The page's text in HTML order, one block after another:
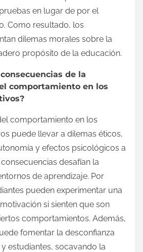
en lugar de por el
Como resultado, los
dilemas morales sobre la
propósito de la educación.
de la
comportamiento en los
comportamiento en los
puede llevar a dilemas éticos,
y efectos psicológicos a
desafían la
de aprendizaje. Por
pueden experimentar una
si sienten que son
comportamientos. Además,
fomentar la desconfianza
estudiantes, socavando la